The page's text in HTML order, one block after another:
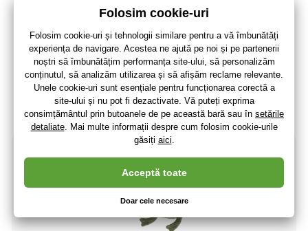
129,99 lei
,43 lei fără TVA
+ 28 puncte
Momentan nu este disponibil(La dumneavoastră 21.01.)